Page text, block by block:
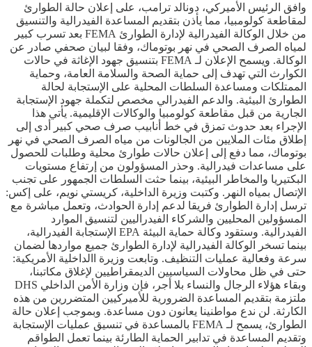
وافق الرئيس الأميركي، دونالد ترامب، على إعلان حالة الطوارئ
لمقاطعة كولومبيا، مما يأذن بتقديم المساعدة الفيدرالية والتنسيق
من خلال الوكالة الفيدرالية لإدارة الطوارئ FEMA بعد تسرب كبير
لمياه الصرف الصحي في نهر بوتوماك، وفقا لبيان صحفي صادر عن
الوكالة. ويسمح الإعلان لـ FEMA بتنسيق جهود الإغاثة في حالات
الكوارث التي تهدف إلى حماية الصحة والسلامة العامة، وحماية
الممتلكات ومساعدة السلطات المحلية على الإستجابة لحالة
الطوارئ البيئية. والدعم الفيدرالي مخصص لتكملة جهود الإستجابة
الجارية من قبل مقاطعة كولومبيا والوكالات الإقليمية. يأتي هذا
الإجراء بعد حدوث تمزق في خط أنابيب صرف صحي كبير أدى إلى
إطلاق مئات الملايين من الجالونات من مياه الصرف الصحي في نهر
بوتوماك، مما دفع إلى إعلان حالات طوارئ محلية وطلبات للحصول
على مساعدات فيدرالية. وحذر المسؤولون من إرتفاع مستويات
البكتيريا والمخاطر البيئية، بينما حثت السلطات الجمهور على تجنب
الإتصال بمياه النهر. وكتبت وزيرة الداخلية، كريستي نويم، على إكس:
ترسل إدارة الطوارئ فريقا لدعم إدارة الحوادث، وتعمل مباشرة مع
المسؤولين المحليين والشركاء الفيدراليين لتنسيق الموارد
الفيدرالية. وستقود وكالة حماية البيئة EPA الإستجابة الفيدرالية،
بينما تسخر الوكالة الفيدرالية لإدارة الطوارئ جميع مواردها لضمان
سرعة وفعالية عمليات التنظيف. وتابعت وزيرة االداخلية الأمريكية:
حتى في ظل محاولات السياسيين الديمقراطيين لإغلاق مكاتبنا،
وبقاء هؤلاء الرجال والنساء بلا أجر، فإن وزارة الأمن الداخلي DHS
ملتزمة بتقديم المساعدة الضرورية للأميركيين المتضررين من هذه
الكارثة. لن ندع مواطنينا يعانون دون مساعدة. وبموجب إعلان حالة
الطوارئ، يسمح لـ FEMA بالمساعدة في تنسيق عمليات الإستجابة
وتقديم المساعدة في تدابير الحماية الطارئة بينما تعمل الطواقم